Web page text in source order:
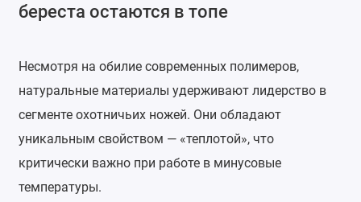
береста остаются в топе
Несмотря на обилие современных полимеров,
натуральные материалы удерживают лидерство в
сегменте охотничьих ножей. Они обладают
уникальным свойством — «теплотой», что
критически важно при работе в минусовые
температуры.